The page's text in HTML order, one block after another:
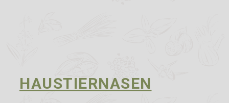
HAUSTIERNASEN